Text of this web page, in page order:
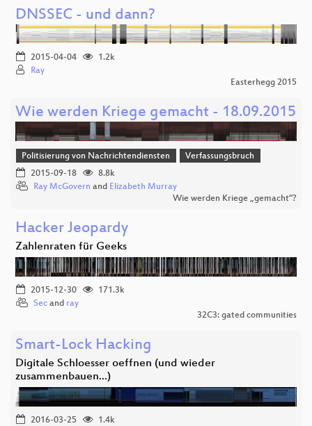
DNSSEC - und dann?
2015-04-04
1.2k
Ray
Easterhegg 2015
Wie werden Kriege gemacht - 18.09.2015
Politisierung von Nachrichtendiensten
Verfassungsbruch
2015-09-18
8.8k
Ray McGovern and Elizabeth Murray
Wie werden Kriege „gemacht“?
Hacker Jeopardy
Zahlenraten für Geeks
2015-12-30
171.3k
Sec and ray
32C3: gated communities
Smart-Lock Hacking
Digitale Schloesser oeffnen (und wieder
zusammenbauen...)
2016-03-25
1.4k